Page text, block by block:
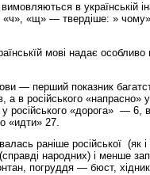
в українській
«ч», «щ» — твердіше: »
мові надає
— перший показник
а в російського «напрасно»
російського «дорога» — 6, в
«идти» 27.
раніше російської (як
народних) і менше
погруддя — бюст,